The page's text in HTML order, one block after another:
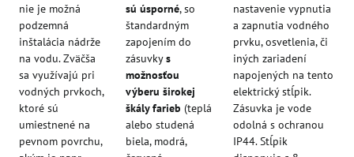
nie je možná
podzemná
inštalácia nádrže
na vodu. Zväčša
sa využívajú pri
vodných prvkoch,
ktoré sú
umiestnené na
pevnom povrchu,
sú úsporné, so
štandardným
zapojením do
zásuvkys
možnosťou
výberu širokej
škály farieb (teplá
alebo studená
biela, modrá,
nastavenie vypnutia
a zapnutia vodného
prvku, osvetlenia, či
iných zariadení
napojených na tento
elektrický stĺpik.
Zásuvka je vode
odolná s ochranou
IP44. Stĺpik